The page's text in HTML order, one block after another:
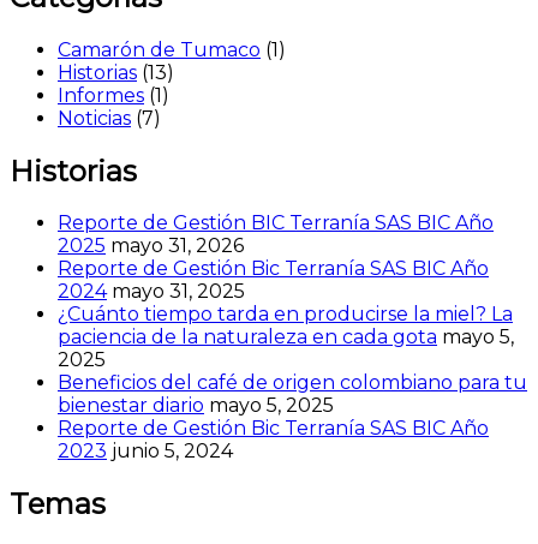
Camarón de Tumaco (1)
Historias (13)
Informes (1)
Noticias (7)
Historias
Reporte de Gestión BIC Terranía SAS BIC Año
2025 mayo 31, 2026
Reporte de Gestión Bic Terranía SAS BIC Año
2024 mayo 31, 2025
¿Cuánto tiempo tarda en producirse la miel? La
paciencia de la naturaleza en cada gota mayo 5,
2025
Beneficios del café de origen colombiano para tu
bienestar diario mayo 5, 2025
Reporte de Gestión Bic Terranía SAS BIC Año
2023 junio 5, 2024
Temas